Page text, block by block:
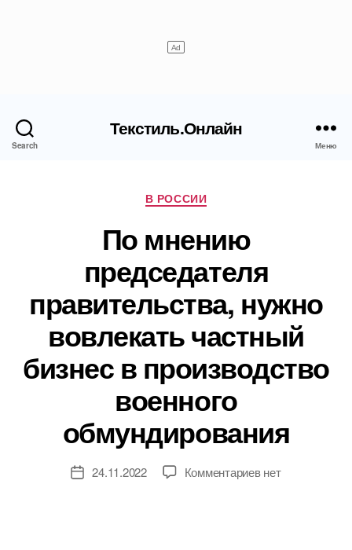
Search
Текстиль.Онлайн
Меню
Рубрики
В РОССИИ
По мнению
председателя
правительства, нужно
вовлекать частный
бизнес в производство
военного
обмундирования
Дата24.11.2022 Комментариевк
нет